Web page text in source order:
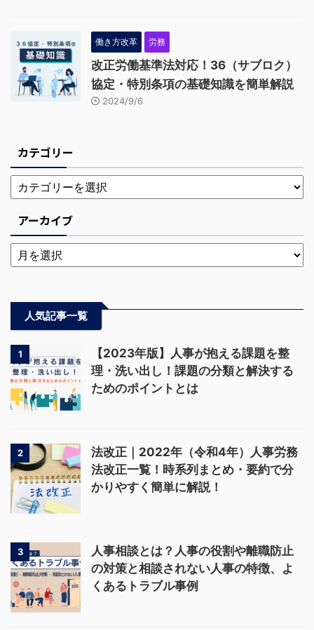
働き方改革 労務
改正労働基準法対応！36（サブロク）
協定・特別条項の基礎知識を簡単解説
2024/9/6
カテゴリー
アーカイブ
人気記事一覧
1
【2023年版】人事が抱える課題を整
理・洗い出し！課題の分類と解決する
ためのポイントとは
2
法改正｜2022年（令和4年）人事労務
法改正一覧！時系列まとめ・要約で分
かりやすく簡単に解説！
3
人事相談とは？人事の役割や離職防止
の対策と相談されない人事の特徴、よ
くあるトラブル事例